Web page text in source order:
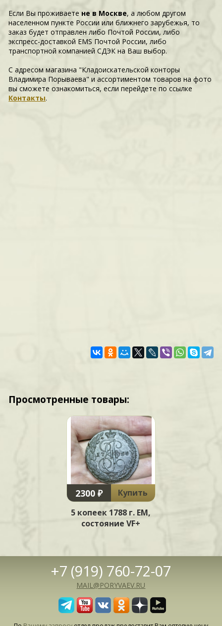
Если Вы проживаете не в Москве, а любом другом
населенном пункте России или ближнего зарубежья, то
заказ будет отправлен либо Почтой России, либо
экспресс-доставкой EMS Почтой России, либо
транспортной компанией СДЭК на Ваш выбор.
С адресом магазина "Кладоискательской конторы
Владимира Порываева" и ассортиментом товаров на фото
вы сможете ознакомиться, если перейдете по ссылке
Контакты.
Просмотренные товары:
2300 ₽
Купить
5 копеек 1788 г. ЕМ,
состояние VF+
+7 (919) 760-72-07
MAIL@PORYVAEV.RU